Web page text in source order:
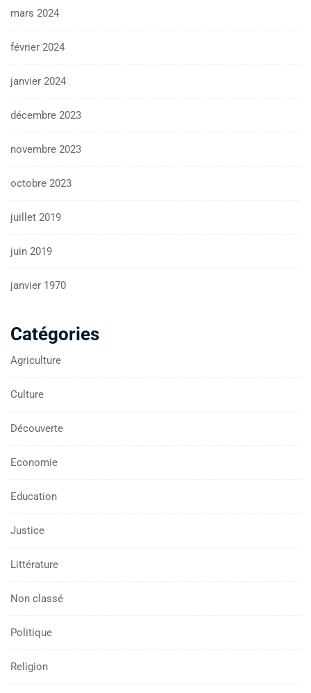
mars 2024
février 2024
janvier 2024
décembre 2023
novembre 2023
octobre 2023
juillet 2019
juin 2019
janvier 1970
Catégories
Agriculture
Culture
Découverte
Economie
Education
Justice
Littérature
Non classé
Politique
Religion